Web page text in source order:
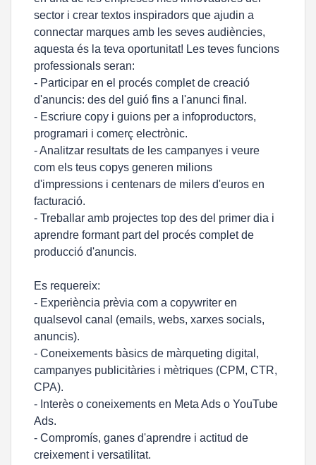
sector i crear textos inspiradors que ajudin a
connectar marques amb les seves audiències,
aquesta és la teva oportunitat! Les teves funcions
professionals seran:
- Participar en el procés complet de creació
d'anuncis: des del guió fins a l'anunci final.
- Escriure copy i guions per a infoproductors,
programari i comerç electrònic.
- Analitzar resultats de les campanyes i veure
com els teus copys generen milions
d'impressions i centenars de milers d'euros en
facturació.
- Treballar amb projectes top des del primer dia i
aprendre formant part del procés complet de
producció d'anuncis.
Es requereix:
- Experiència prèvia com a copywriter en
qualsevol canal (emails, webs, xarxes socials,
anuncis).
- Coneixements bàsics de màrqueting digital,
campanyes publicitàries i mètriques (CPM, CTR,
CPA).
- Interès o coneixements en Meta Ads o YouTube
Ads.
- Compromís, ganes d'aprendre i actitud de
creixement i versatilitat.